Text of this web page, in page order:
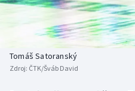
Basketbal
Biatlon
Boby a skeleton
Historické návraty
Aplikace ČT sport
AZ kvíz
Tomáš Satoranský
Zdroj: ČTK/Šváb David